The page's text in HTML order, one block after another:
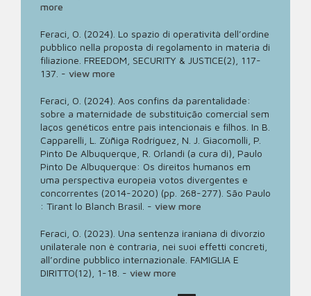
more
Feraci, O. (2024). Lo spazio di operatività dell’ordine
pubblico nella proposta di regolamento in materia di
filiazione. FREEDOM, SECURITY & JUSTICE(2), 117-
137. - view more
Feraci, O. (2024). Aos confins da parentalidade:
sobre a maternidade de substituição comercial sem
laços genéticos entre pais intencionais e filhos. In B.
Capparelli, L. Zùñiga Rodríguez, N. J. Giacomolli, P.
Pinto De Albuquerque, R. Orlandi (a cura di), Paulo
Pinto De Albuquerque: Os direitos humanos em
uma perspectiva europeia votos divergentes e
concorrentes (2014-2020) (pp. 268-277). São Paulo
: Tirant lo Blanch Brasil. - view more
Feraci, O. (2023). Una sentenza iraniana di divorzio
unilaterale non è contraria, nei suoi effetti concreti,
all’ordine pubblico internazionale. FAMIGLIA E
DIRITTO(12), 1-18. - view more